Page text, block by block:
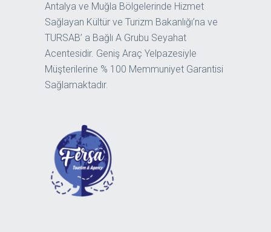
Antalya ve Muğla Bölgelerinde Hizmet
Sağlayan Kültür ve Turizm Bakanlığı’na ve
TURSAB’ a Bağlı A Grubu Seyahat
Acentesidir. Geniş Araç Yelpazesiyle
Müşterilerine % 100 Memmuniyet Garantisi
Sağlamaktadır.